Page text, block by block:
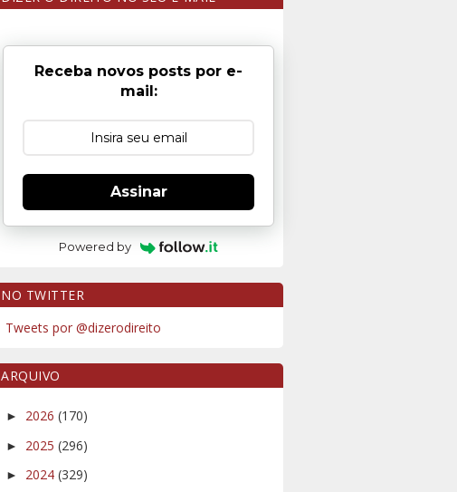
Receba novos posts por e-
mail:
Assinar
Powered by
NO TWITTER
Tweets por @dizerodireito
ARQUIVO
► 2026 (170)
► 2025 (296)
► 2024 (329)